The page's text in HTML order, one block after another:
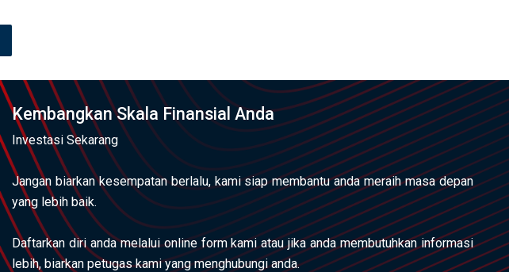
Kembangkan Skala Finansial Anda
Investasi Sekarang
Jangan biarkan kesempatan berlalu, kami siap membantu anda meraih masa depan
yang lebih baik.
Daftarkan diri anda melalui online form kami atau jika anda membutuhkan informasi
lebih, biarkan petugas kami yang menghubungi anda.